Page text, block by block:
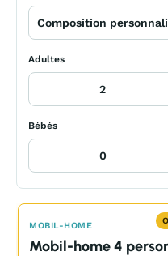
Adultes
Bébés
MOBIL-HOME
Mobil-home 4